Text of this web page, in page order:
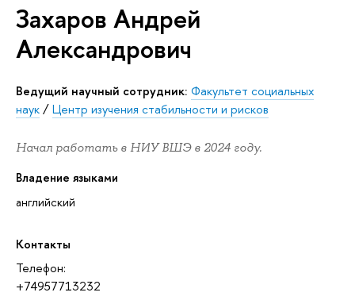
Захаров Андрей
Александрович
Ведущий научный сотрудник: Факультет социальных
наук/Центр изучения стабильности и рисков
Начал работать в НИУ ВШЭ в 2024 году.
Владение языками
английский
Контакты
Телефон:
+74957713232